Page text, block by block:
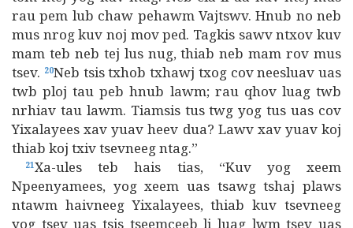
rau pem lub chaw pehawm Vajtswv. Hnub no neb
mus nrog kuv noj mov ped. Tagkis sawv ntxov kuv
mam teb neb tej lus nug, thiab neb mam rov mus
tsev. 20Neb tsis txhob txhawj txog cov neesluav uas
twb ploj tau peb hnub lawm; rau qhov luag twb
nrhiav tau lawm. Tiamsis tus twg yog tus uas cov
Yixalayees xav yuav heev dua? Lawv xav yuav koj
thiab koj txiv tsevneeg ntag.”
21Xa-ules teb hais tias, “Kuv yog xeem
Npeenyamees, yog xeem uas tsawg tshaj plaws
ntawm haivneeg Yixalayees, thiab kuv tsevneeg
yog tsev uas tsis tseemceeb li luag lwm tsev uas